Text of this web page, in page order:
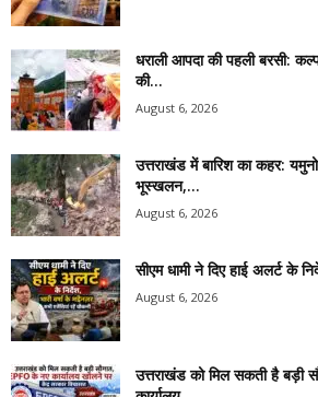
धराली आपदा की पहली बरसी: कल्प
की...
August 6, 2026
उत्तराखंड में बारिश का कहर:
भूस्खलन,...
August 6, 2026
सीएम धामी ने दिए हाई अलर्ट के
August 6, 2026
उत्तराखंड को मिल सकती है बड़ी